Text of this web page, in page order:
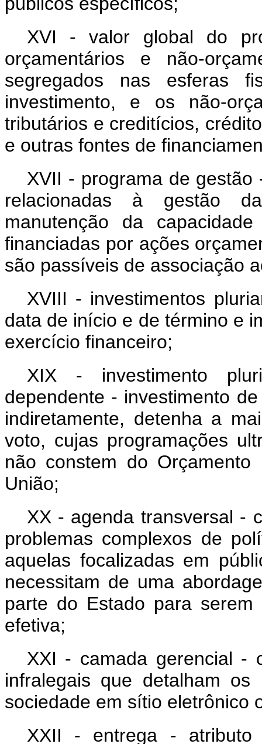
XVI - valor global do
orçamentários e não-
segregados nas esferas
investimento, e os não-
tributários e creditícios,
e outras fontes de
XVII - programa de
relacionadas à gestão
manutenção da
financiadas por ações
são passíveis de associação
XVIII - investimentos
data de início e de término e
exercício financeiro;
XIX - investimento
dependente - investimento
indiretamente, detenha a
voto, cujas programações
não constem do
União;
XX - agenda transversal -
problemas complexos de
aquelas focalizadas em
necessitam de uma
parte do Estado para
efetiva;
XXI - camada gerencial -
infralegais que detalham os
sociedade em sítio eletrônico
XXII - entrega - atributo